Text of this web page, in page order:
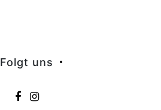
Folgt uns